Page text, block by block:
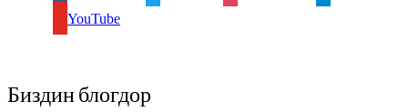
YouTube
Биздин блогдор